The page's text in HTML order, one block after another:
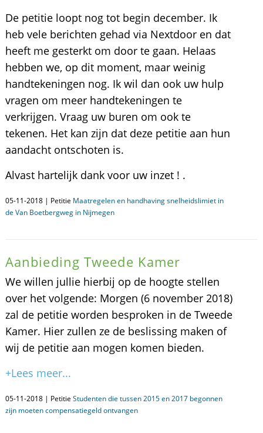
De petitie loopt nog tot begin december. Ik
heb vele berichten gehad via Nextdoor en dat
heeft me gesterkt om door te gaan. Helaas
hebben we, op dit moment, maar weinig
handtekeningen nog. Ik wil dan ook uw hulp
vragen om meer handtekeningen te
verkrijgen. Vraag uw buren om ook te
tekenen. Het kan zijn dat deze petitie aan hun
aandacht ontschoten is.
Alvast hartelijk dank voor uw inzet ! .
05-11-2018 | Petitie Maatregelen en handhaving snelheidslimiet in
de Van Boetbergweg in Nijmegen
Aanbieding Tweede Kamer
We willen jullie hierbij op de hoogte stellen
over het volgende: Morgen (6 november 2018)
zal de petitie worden besproken in de Tweede
Kamer. Hier zullen ze de beslissing maken of
wij de petitie aan mogen komen bieden.
+Lees meer...
05-11-2018 | Petitie Studenten die tussen 2015 en 2017 begonnen
zijn moeten compensatiegeld ontvangen